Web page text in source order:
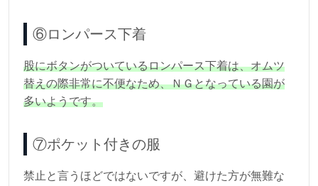
⑥ロンパース下着
股にボタンがついているロンパース下着は、オムツ
替えの際非常に不便なため、ＮＧとなっている園が
多いようです。
⑦ポケット付きの服
禁止と言うほどではないですが、避けた方が無難な